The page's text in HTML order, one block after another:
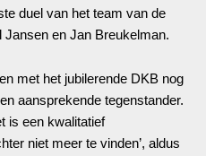
duel van het team van de
en Jan Breukelman.
met het jubilerende DKB nog
aansprekende tegenstander.
is een kwalitatief
niet meer te vinden’, aldus